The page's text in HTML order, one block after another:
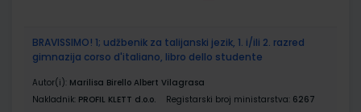
BRAVISSIMO! 1; udžbenik za talijanski jezik, 1. i/ili 2. razred
gimnazija corso d'italiano, libro dello studente
Autor(i): Marilisa Birello Albert Vilagrasa
Nakladnik: PROFIL KLETT d.o.o. Registarski broj ministarstva: 6267